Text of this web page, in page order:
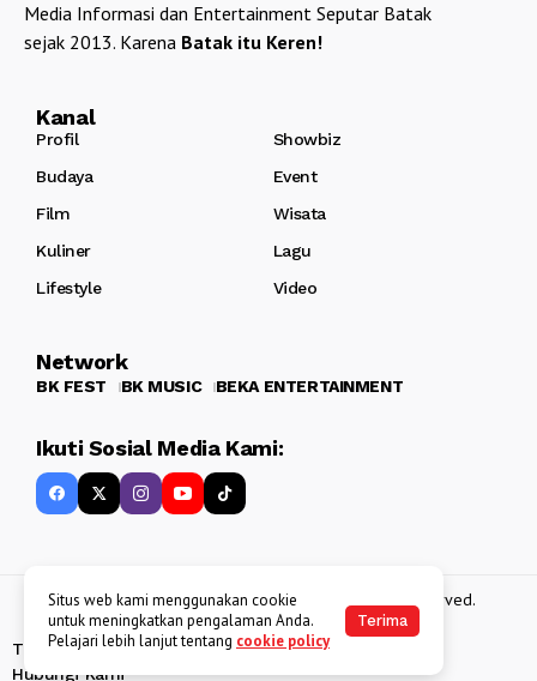
Media Informasi dan Entertainment Seputar Batak
sejak 2013. Karena Batak itu Keren!
Kanal
Profil
Showbiz
Budaya
Event
Film
Wisata
Kuliner
Lagu
Lifestyle
Video
Network
BK FEST BK MUSIC BEKA ENTERTAINMENT
Ikuti Sosial Media Kami:
Copyright 2013 - 2025BATAKKEREN . All rights reserved.
Tentang Kami Kebijakan Data Pribadi
Disclaimer
Hubungi Kami
Situs web kami menggunakan cookie
untuk meningkatkan pengalaman Anda.
Pelajari lebih lanjut tentang cookie policy
Terima